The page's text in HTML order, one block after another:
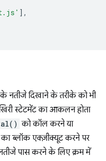
],
नतीजे दिखाने के तरीके को भी
स्टेटमेंट का आकलन होता
को कॉल करने या
ब्लॉक एक्ज़ीक्यूट करने पर
पास करने के लिए क्रम में